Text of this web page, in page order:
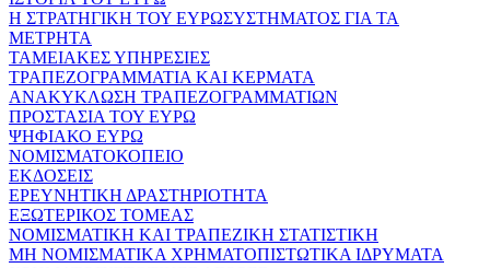
Η ΣΤΡΑΤΗΓΙΚΗ ΤΟΥ ΕΥΡΩΣΥΣΤΗΜΑΤΟΣ ΓΙΑ ΤΑ
ΜΕΤΡΗΤΑ
ΤΑΜΕΙΑΚΕΣ ΥΠΗΡΕΣΙΕΣ
ΤΡΑΠΕΖΟΓΡΑΜΜΑΤΙΑ ΚΑΙ ΚΕΡΜΑΤΑ
ΑΝΑΚΥΚΛΩΣΗ ΤΡΑΠΕΖΟΓΡΑΜΜΑΤΙΩΝ
ΠΡΟΣΤΑΣΙΑ ΤΟΥ ΕΥΡΩ
ΨΗΦΙΑΚΟ ΕΥΡΩ
ΝΟΜΙΣΜΑΤΟΚΟΠΕΙΟ
ΕΚΔΟΣΕΙΣ
ΕΡΕΥΝΗΤΙΚΗ ΔΡΑΣΤΗΡΙΟΤΗΤΑ
ΕΞΩΤΕΡΙΚΟΣ ΤΟΜΕΑΣ
ΝΟΜΙΣΜΑΤΙΚΗ ΚΑΙ ΤΡΑΠΕΖΙΚΗ ΣΤΑΤΙΣΤΙΚΗ
ΜΗ ΝΟΜΙΣΜΑΤΙΚΑ ΧΡΗΜΑΤΟΠΙΣΤΩΤΙΚΑ ΙΔΡΥΜΑΤΑ